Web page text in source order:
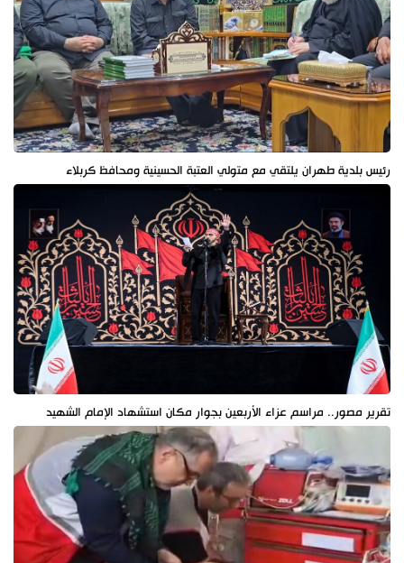
رئيس بلدية طهران يلتقي مع متولي العتبة الحسينية ومحافظ كربلاء
تقرير مصور.. مراسم عزاء الأربعين بجوار مكان استشهاد الإمام الشهيد